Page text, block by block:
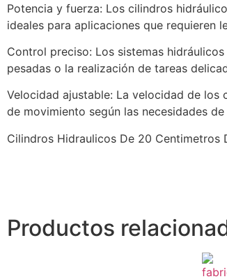
Potencia y fuerza: Los cilindros
ideales para aplicaciones que requieren
Control preciso: Los sistemas
pesadas o la realización de tareas
Velocidad ajustable: La velocidad de
de movimiento según las necesidades
Cilindros Hidraulicos De 20 Centimetros
Productos